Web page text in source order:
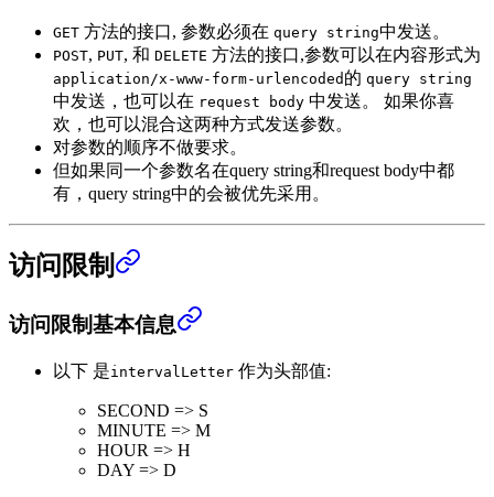
GET 方法的接口, 参数必须在 query string中发送。
POST, PUT, 和 DELETE 方法的接口,参数可以在内容形式为
application/x-www-form-urlencoded 的 query string
中发送，也可以在 request body 中发送。 如果你喜
欢，也可以混合这两种方式发送参数。
对参数的顺序不做要求。
但如果同一个参数名在query string和request body中都
有，query string中的会被优先采用。
访问限制
访问限制基本信息
以下 是intervalLetter 作为头部值:
SECOND => S
MINUTE => M
HOUR => H
DAY => D